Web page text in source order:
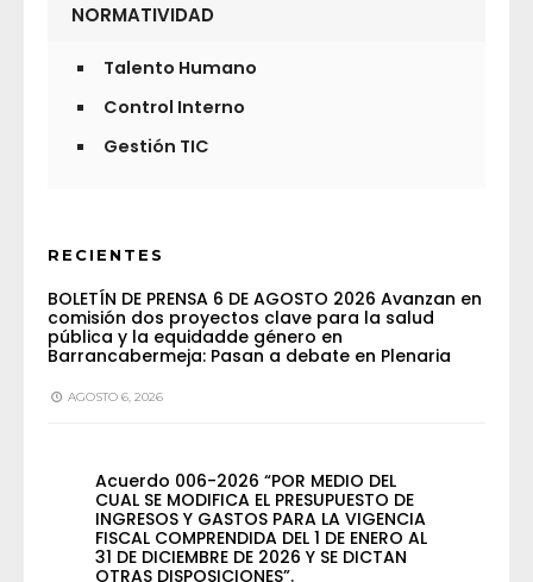
NORMATIVIDAD
Talento Humano
Control Interno
Gestión TIC
RECIENTES
BOLETÍN DE PRENSA 6 DE AGOSTO 2026 Avanzan en
comisión dos proyectos clave para la salud
pública y la equidadde género en
Barrancabermeja: Pasan a debate en Plenaria
AGOSTO 6, 2026
Acuerdo 006-2026 “POR MEDIO DEL
CUAL SE MODIFICA EL PRESUPUESTO DE
INGRESOS Y GASTOS PARA LA VIGENCIA
FISCAL COMPRENDIDA DEL 1 DE ENERO AL
31 DE DICIEMBRE DE 2026 Y SE DICTAN
OTRAS DISPOSICIONES”.